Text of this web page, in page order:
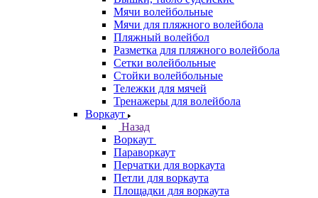
Мячи волейбольные
Мячи для пляжного волейбола
Пляжный волейбол
Разметка для пляжного волейбола
Сетки волейбольные
Стойки волейбольные
Тележки для мячей
Тренажеры для волейбола
Воркаут
Назад
Воркаут
Параворкаут
Перчатки для воркаута
Петли для воркаута
Площадки для воркаута